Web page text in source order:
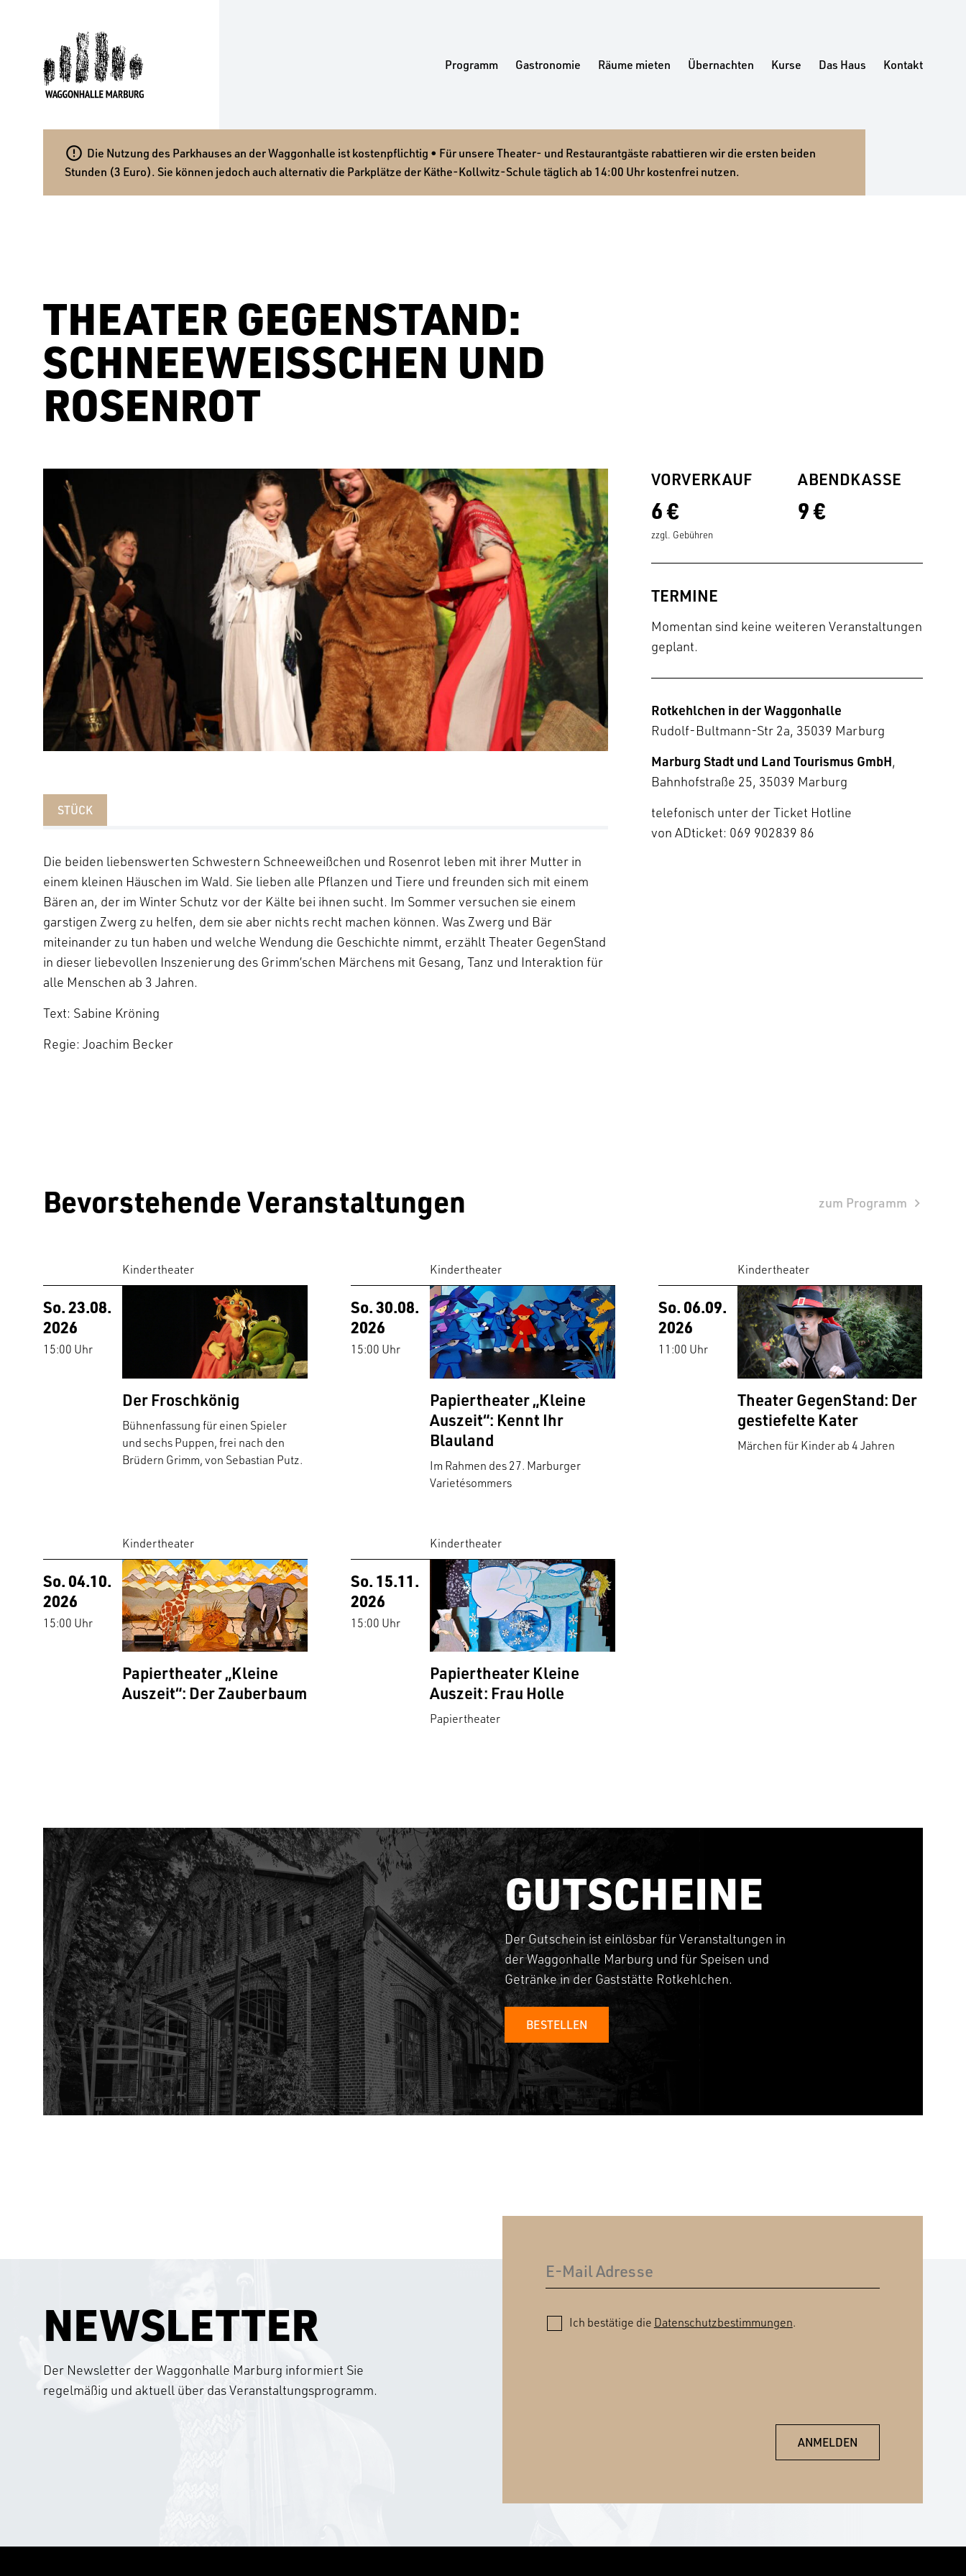
Programm Gastronomie Räume mieten Übernachten Kurse Das Haus Kontakt
 Die Nutzung des Parkhauses an der Waggonhalle ist kostenpflichtig • Für unsere Theater- und Restaurantgäste rabattieren wir die ersten beiden
Stunden (3 Euro). Sie können jedoch auch alternativ die Parkplätze der Käthe-Kollwitz-Schule täglich ab 14:00 Uhr kostenfrei nutzen.
THEATER GEGENSTAND:
SCHNEEWEISSCHEN UND R
OSENROT
STÜCK
Die beiden liebenswerten Schwestern Schneeweißchen und Rosenrot leben mit ihrer Mutter in
einem kleinen Häuschen im Wald. Sie lieben alle Pflanzen und Tiere und freunden sich mit einem
Bären an, der im Winter Schutz vor der Kälte bei ihnen sucht. Im Sommer versuchen sie einem
garstigen Zwerg zu helfen, dem sie aber nichts recht machen können. Was Zwerg und Bär
miteinander zu tun haben und welche Wendung die Geschichte nimmt, erzählt Theater GegenStand
in dieser liebevollen Inszenierung des Grimm’schen Märchens mit Gesang, Tanz und Interaktion für
alle Menschen ab 3 Jahren.
Text: Sabine Kröning
Regie: Joachim Becker
VORVERKAUF
6 €
zzgl. Gebühren
ABENDKASSE
9 €
TERMINE
Momentan sind keine weiteren Veranstaltungen
geplant.
Rotkehlchen in der Waggonhalle
Rudolf-Bultmann-Str 2a, 35039 Marburg
Marburg Stadt und Land Tourismus GmbH,
Bahnhofstraße 25, 35039 Marburg
telefonisch unter der Ticket Hotline
von ADticket: 069 902839 86
Bevorstehende Veranstaltungen zum Programm
Kindertheater
So. 23.08.
2026
15:00 Uhr
Der Froschkönig
Bühnenfassung für einen Spieler
und sechs Puppen, frei nach den
Brüdern Grimm, von Sebastian Putz.
Kindertheater
So. 30.08.
2026
15:00 Uhr
Papiertheater „Kleine
Auszeit“: Kennt Ihr
Blauland
Im Rahmen des 27. Marburger
Varietésommers
Kindertheater
So. 06.09.
2026
11:00 Uhr
Theater GegenStand: Der
gestiefelte Kater
Märchen für Kinder ab 4 Jahren
Kindertheater
So. 04.10.
2026
15:00 Uhr
Papiertheater „Kleine
Auszeit“: Der Zauberbaum
Kindertheater
So. 15.11.
2026
15:00 Uhr
Papiertheater Kleine
Auszeit: Frau Holle
Papiertheater
GUTSCHEINE
Der Gutschein ist einlösbar für Veranstaltungen in
der Waggonhalle Marburg und für Speisen und
Getränke in der Gaststätte Rotkehlchen.
BESTELLEN
NEWSLETTER
Der Newsletter der Waggonhalle Marburg informiert Sie
regelmäßig und aktuell über das Veranstaltungsprogramm.
Ich bestätige die Datenschutzbestimmungen.